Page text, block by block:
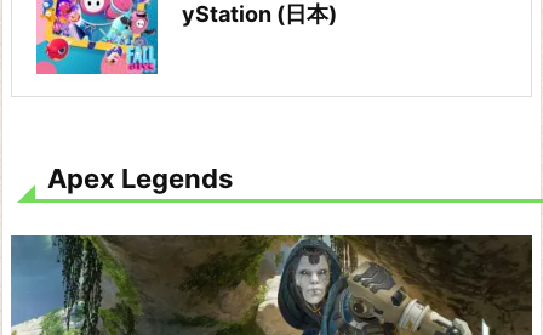
ー
ト
ナ
ト
G
U
I
L
yStation (日本)
Apex Legends